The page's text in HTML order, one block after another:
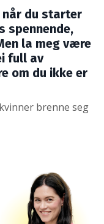
når du starter
spennende,
la meg være
full av
om du ikke er
brenne seg